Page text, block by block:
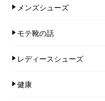
メンズシューズ
モテ靴の話
レディースシューズ
健康